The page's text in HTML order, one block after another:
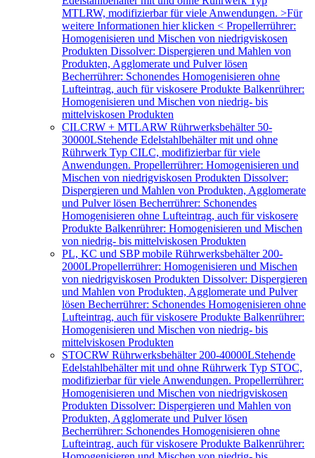
MTLRW, modifizierbar für viele Anwendungen. >Für
weitere Informationen hier klicken < Propellerrührer:
Homogenisieren und Mischen von niedrigviskosen
Produkten Dissolver: Dispergieren und Mahlen von
Produkten, Agglomerate und Pulver lösen
Becherrührer: Schonendes Homogenisieren ohne
Lufteintrag, auch für viskosere Produkte Balkenrührer:
Homogenisieren und Mischen von niedrig- bis
mittelviskosen Produkten
CILCRW + MTLARW Rührwerksbehälter 50-
30000LStehende Edelstahlbehälter mit und ohne
Rührwerk Typ CILC, modifizierbar für viele
Anwendungen. Propellerrührer: Homogenisieren und
Mischen von niedrigviskosen Produkten Dissolver:
Dispergieren und Mahlen von Produkten, Agglomerate
und Pulver lösen Becherrührer: Schonendes
Homogenisieren ohne Lufteintrag, auch für viskosere
Produkte Balkenrührer: Homogenisieren und Mischen
von niedrig- bis mittelviskosen Produkten
PL, KC und SBP mobile Rührwerksbehälter 200-
2000LPropellerrührer: Homogenisieren und Mischen
von niedrigviskosen Produkten Dissolver: Dispergieren
und Mahlen von Produkten, Agglomerate und Pulver
lösen Becherrührer: Schonendes Homogenisieren ohne
Lufteintrag, auch für viskosere Produkte Balkenrührer:
Homogenisieren und Mischen von niedrig- bis
mittelviskosen Produkten
STOCRW Rührwerksbehälter 200-40000LStehende
Edelstahlbehälter mit und ohne Rührwerk Typ STOC,
modifizierbar für viele Anwendungen. Propellerrührer:
Homogenisieren und Mischen von niedrigviskosen
Produkten Dissolver: Dispergieren und Mahlen von
Produkten, Agglomerate und Pulver lösen
Becherrührer: Schonendes Homogenisieren ohne
Lufteintrag, auch für viskosere Produkte Balkenrührer: